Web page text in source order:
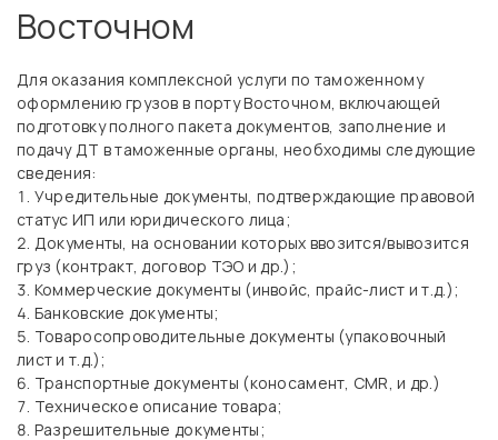
Восточном
Для оказания комплексной услуги по таможенному
оформлению грузов в порту Восточном, включающей
подготовку полного пакета документов, заполнение и
подачу ДТ в таможенные органы, необходимы следующие
сведения:
Учредительные документы, подтверждающие правовой
статус ИП или юридического лица;
Документы, на основании которых ввозится/вывозится
груз (контракт, договор ТЭО и др.);
Коммерческие документы (инвойс, прайс-лист и т.д.);
Банковские документы;
Товаросопроводительные документы (упаковочный
лист и т.д.);
Транспортные документы (коносамент, CMR, и др.)
Техническое описание товара;
Разрешительные документы;